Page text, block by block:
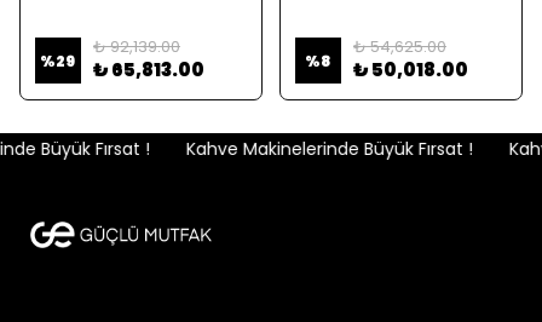
%29
₺ 92,139.00
₺ 65,813.00 %8
₺ 54,625.00
₺ 50,018.00
Büyük Fırsat ! Kahve Makinelerinde Büyük Fırsat !